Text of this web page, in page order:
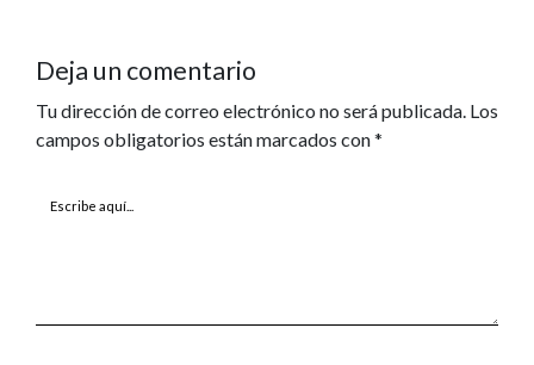
Deja un comentario
Tu dirección de correo electrónico no será publicada. Los
campos obligatorios están marcados con*
Escribe